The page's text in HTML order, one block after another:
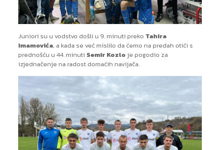
Juniori su u vodstvo došli u 9. minuti preko Tahira
Imamovića, a kada se već mislilo da ćemo na predah otići s
prednošću u 44. minuti Semir Kozlo je pogodio za
izjednačenje na radost domaćih navijača.